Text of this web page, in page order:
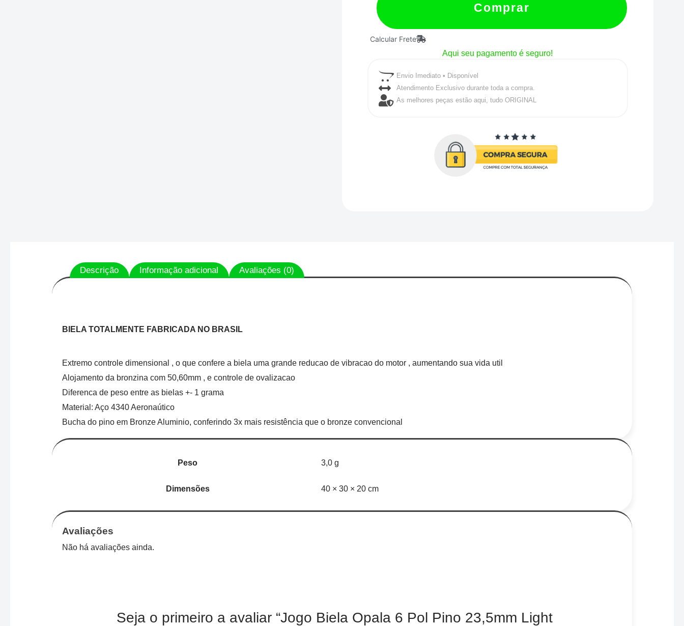
Pol
Pino
Series
Comprar
Calcular Frete
Aqui seu pagamento é seguro!
Envio Imediato • Disponível
Atendimento Exclusivo durante toda a compra.
As melhores peças estão aqui, tudo ORIGINAL
Descrição Informação adicional Avaliações (0)
BIELA TOTALMENTE FABRICADA NO BRASIL
Extremo controle dimensional , o que confere a biela uma grande reducao de vibracao do motor , aumentando sua vida util
Alojamento da bronzina com 50,60mm , e controle de ovalizacao
Diferenca de peso entre as bielas +- 1 grama
Material: Aço 4340 Aeronaútico
Bucha do pino em Bronze Aluminio, conferindo 3x mais resistência que o bronze convencional
Peso 3,0 g
Dimensões 40 × 30 × 20 cm
Avaliações
Não há avaliações ainda.
Seja o primeiro a avaliar “Jogo Biela Opala 6 Pol Pino 23,5mm Light